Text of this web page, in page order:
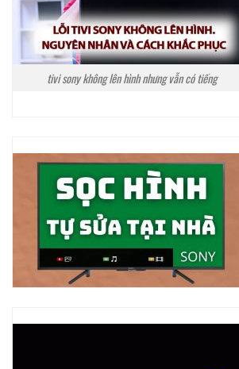
tivi sony không lên hình nhưng vẫn có tiếng